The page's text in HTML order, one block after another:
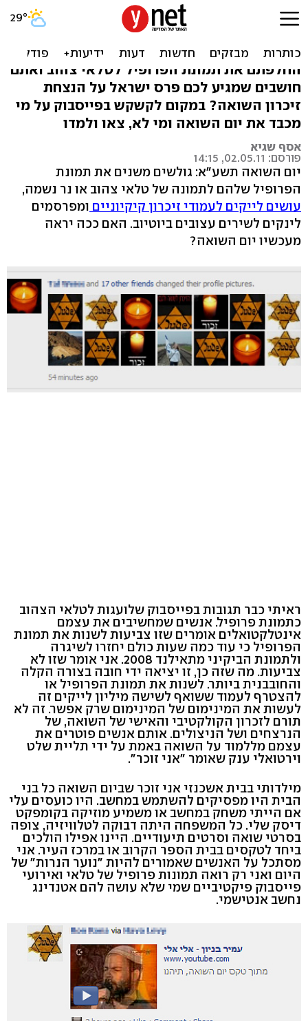
רוצים לכבד את השואה? צאו
מהאינטרנט
החלפתם את תמונת הפרופיל לטלאי צהוב ואתם
חושבים שמגיע לכם פרס ישראל על הנצחת
זיכרון השואה? במקום לקשקש בפייסבוק על מי
מכבד את יום השואה ומי לא, צאו ולמדו
אסף שגיא
פורסם: 02.05.11, 14:15
יום השואה תשע"א: גולשים משנים את תמונת
הפרופיל שלהם לתמונה של טלאי צהוב או נר נשמה,
עושים לייקים לעמודי זיכרון קיקיוניים ומפרסמים
לינקים לשירים עצובים ביוטיוב. האם ככה יראה
מעכשיו יום השואה?
ראיתי כבר תגובות בפייסבוק שלועגות לטלאי הצהוב
כתמונת פרופיל. אנשים שמחשיבים את עצמם
אינטלקטואלים אומרים שזו צביעות לשנות את תמונת
הפרופיל כי עוד כמה שעות כולם יחזרו לשיגרה
ולתמונת הביקיני מתאילנד 2008. אני אומר שזו לא
צביעות. מה שזה כן, זו יציאה ידי חובה בצורה הקלה
והחובבנית ביותר. לשנות את תמונת הפרופיל או
להצטרף לעמוד ששואף לשישה מיליון לייקים זה
לעשות את המינימום של המינימום שרק אפשר. זה לא
תורם לזכרון הקולקטיבי והאישי של השואה, של
הנרצחים ושל הניצולים. אותם אנשים פוטרים את
עצמם מללמוד על השואה באמת על ידי תליית שלט
וירטואלי ענק שאומר "אני זוכר".
מילדותי בבית אשכנזי אני זוכר שביום השואה כל בני
הבית היו מפסיקים להשתמש במחשב. היו כועסים עלי
אם הייתי משחק במחשב או משמיע מוזיקה בקומפקט
דיסק שלי. כל המשפחה היתה דבוקה לטלוויזיה, צופה
בסרטי שואה וסרטים תיעודיים. היינו אפילו הולכים
ביחד לטקסים בבית הספר הקרוב או במרכז העיר. אני
מסתכל על האנשים שאמורים להיות "נוער הנרות" של
היום ואני רק רואה תמונות פרופיל של טלאי ואירועי
פייסבוק פיקטיביים שמי שלא עושה להם אטנדינג
נחשב אנטישמי.